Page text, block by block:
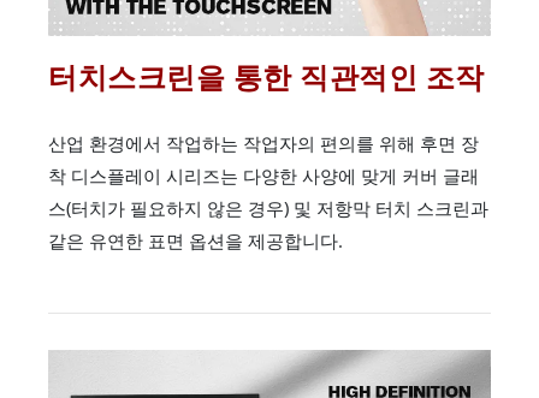
터치스크린을 통한 직관적인 조작
산업 환경에서 작업하는 작업자의 편의를 위해 후면 장
착 디스플레이 시리즈는 다양한 사양에 맞게 커버 글래
스(터치가 필요하지 않은 경우) 및 저항막 터치 스크린과
같은 유연한 표면 옵션을 제공합니다.